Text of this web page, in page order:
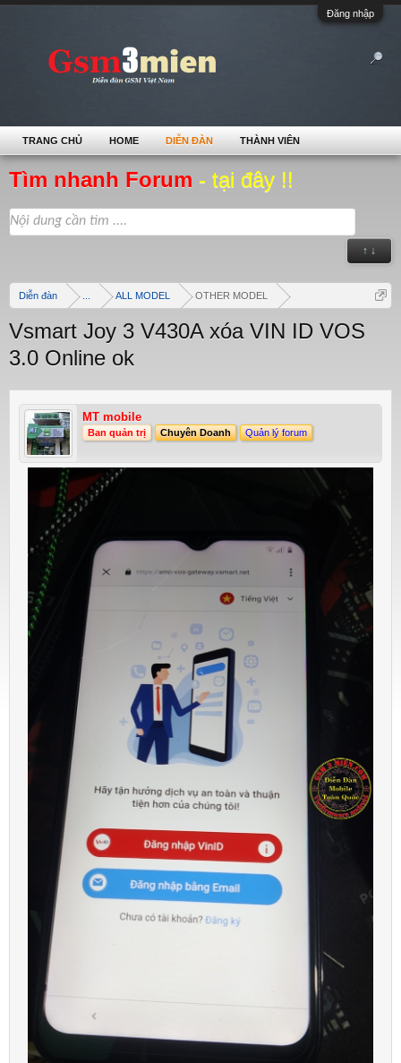
Đăng nhập
Tìm nhanh Forum - tại đây !!
↑ ↓
Diễn đàn ALL MODEL OTHER MODEL
Vsmart Joy 3 V430A xóa VIN ID VOS
3.0 Online ok
MT mobile
Ban quản trị Chuyên Doanh Quản lý forum
TRANG CHỦ HOME DIỄN ĐÀN THÀNH VIÊN